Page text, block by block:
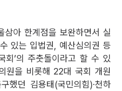
삼아 한계점을 보완하면서 실
있는 입법권, 예산심의권 등
회’의 주춧돌이라고 할 수 있
원을 비롯해 22대 국회 개원
했던 김용태(국민의힘)·천하